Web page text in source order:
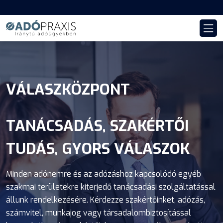
AdóPraxis
ADÓSZAKMAI TUDÁSBÁZIS
Az AdóPraxis egy olyan adószakmai tudásbázis, amely az
adózás teljes vertikumára, valamint az adózáshoz
kapcsolódó egyéb szakmai területekre is kiterjedő
részletes a gyakorlatban is hasznosítható tudásanyagot
kínál, amit kulcsszavak segítségével saját személyére
PRAXIS AKADÉMIA
KOMPLEX OKTATÁSI ÉS
TUDÁSMENEDZSMENT
RENDSZER
A Praxis Akadémia az Ön választásához és igényeihez
alkalmazkodva kínál folyamatos képzési és önfejlesztési
VÁLASZKÖZPONT
TANÁCSADÁS, SZAKÉRTŐI
TUDÁS, GYORS VÁLASZOK
Minden adónemre és az adózáshoz kapcsolódó egyéb
szakmai területekre kiterjedő tanácsadási szolgáltatással
állunk rendelkezésére. Kérdezze szakértőinket, adózás,
számvitel, munkajog vagy társadalombiztosítással